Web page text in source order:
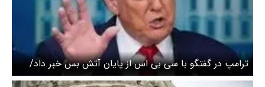
ترامپ در گفتگو با سی بی اس از پایان آتش بس خبر داد/
توافق نزدیک است ؟